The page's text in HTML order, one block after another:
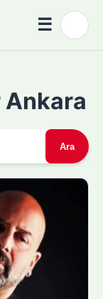
☰Menü
Ankara